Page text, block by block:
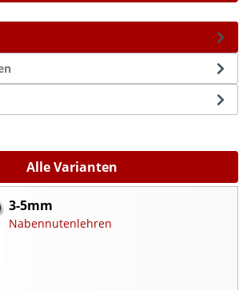
Alle Varianten
3-5mm
Nabennutenlehren